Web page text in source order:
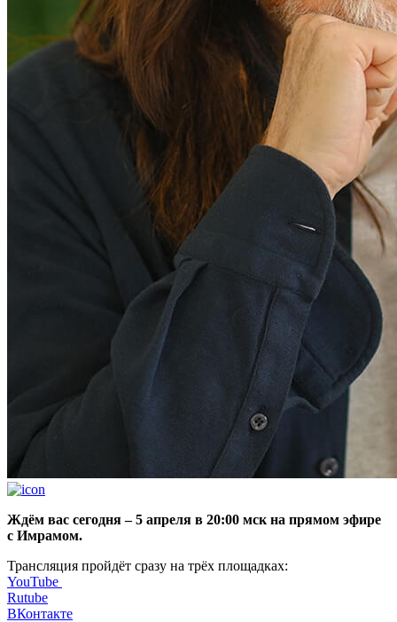
Ждём вас сегодня – 5 апреля в 20:00 мск на прямом эфире
с Имрамом.
Трансляция пройдёт сразу на трёх площадках:
YouTube
Rutube
ВКонтакте